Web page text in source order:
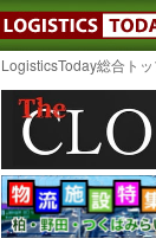
LogisticsToday総合ト